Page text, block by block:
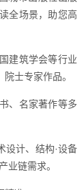
全场景，助您高
建筑学会等行业
士专家作品。
、名家著作等多
设计、结构·设备
业链需求。